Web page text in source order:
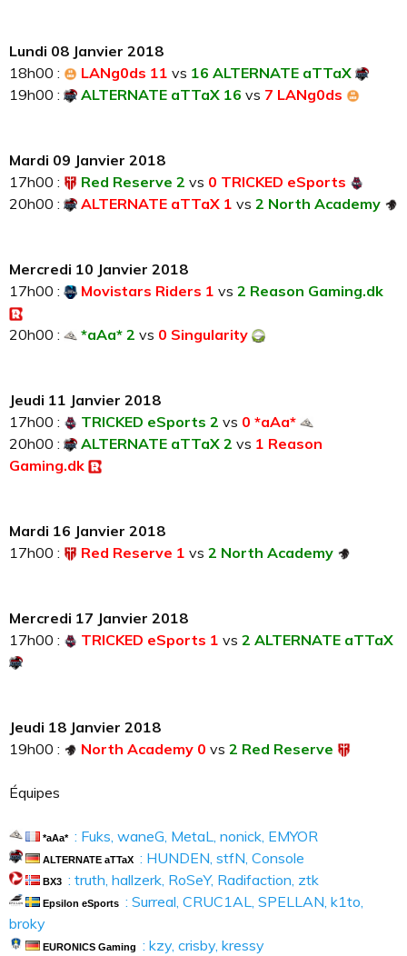
Lundi 08 Janvier 2018
18h00 :
LANg0ds 11 vs 16 ALTERNATE aTTaX
19h00 :
ALTERNATE aTTaX 16 vs 7 LANg0ds
Mardi 09 Janvier 2018
17h00 :
Red Reserve 2 vs 0 TRICKED eSports
20h00 :
ALTERNATE aTTaX 1 vs 2 North Academy
Mercredi 10 Janvier 2018
17h00 :
Movistars Riders 1 vs 2 Reason Gaming.dk
20h00 : *aAa* 2 vs 0 Singularity
Jeudi 11 Janvier 2018
17h00 :
TRICKED eSports 2 vs 0 *aAa*
20h00 :
ALTERNATE aTTaX 2 vs 1 Reason
Gaming.dk
Mardi 16 Janvier 2018
17h00 :
Red Reserve 1 vs 2 North Academy
Mercredi 17 Janvier 2018
17h00 :
TRICKED eSports 1 vs 2 ALTERNATE aTTaX
Jeudi 18 Janvier 2018
19h00 :
North Academy 0 vs 2 Red Reserve
Équipes
*aAa* : Fuks, waneG, MetaL, nonick, EMYOR
ALTERNATE aTTaX : HUNDEN, stfN, Console
BX3 : truth, hallzerk, RoSeY, Radifaction, ztk
Epsilon eSports : Surreal, CRUC1AL, SPELLAN, k1to,
broky
EURONICS Gaming : kzy, crisby, kressy